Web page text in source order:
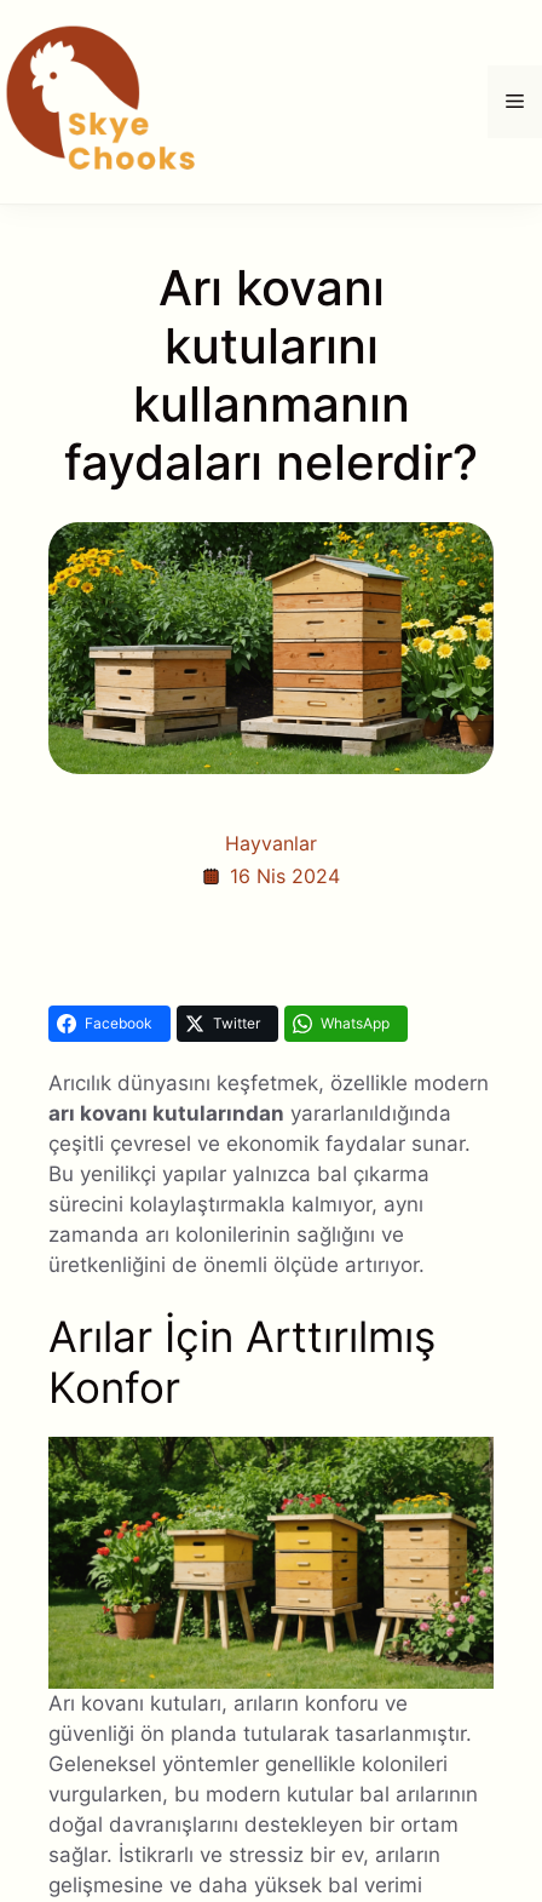
atla
Arı kovanı
kutularını
kullanmanın
faydaları nelerdir?
Hayvanlar
16 Nis 2024
Facebook Twitter WhatsApp
Arıcılık dünyasını keşfetmek, özellikle modern
arı kovanı kutularından yararlanıldığında
çeşitli çevresel ve ekonomik faydalar sunar.
Bu yenilikçi yapılar yalnızca bal çıkarma
sürecini kolaylaştırmakla kalmıyor, aynı
zamanda arı kolonilerinin sağlığını ve
üretkenliğini de önemli ölçüde artırıyor.
Arılar İçin Arttırılmış
Konfor
Arı kovanı kutuları, arıların konforu ve
güvenliği ön planda tutularak tasarlanmıştır.
Geleneksel yöntemler genellikle kolonileri
vurgularken, bu modern kutular bal arılarının
doğal davranışlarını destekleyen bir ortam
sağlar. İstikrarlı ve stressiz bir ev, arıların
gelişmesine ve daha yüksek bal verimi